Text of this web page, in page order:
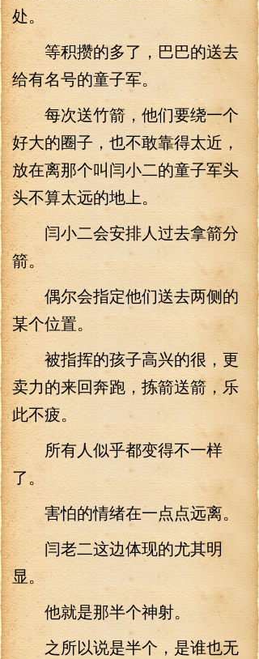
处。
等积攒的多了，巴巴的送去
给有名号的童子军。
每次送竹箭，他们要绕一个
好大的圈子，也不敢靠得太近，
放在离那个叫闫小二的童子军头
头不算太远的地上。
闫小二会安排人过去拿箭分
箭。
偶尔会指定他们送去两侧的
某个位置。
被指挥的孩子高兴的很，更
卖力的来回奔跑，拣箭送箭，乐
此不疲。
所有人似乎都变得不一样
了。
害怕的情绪在一点点远离。
闫老二这边体现的尤其明
显。
他就是那半个神射。
之所以说是半个，是谁也无